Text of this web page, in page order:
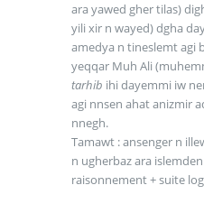
ara yawed gher tilas)
yili xir n wayed) dgha
amedya n tineslemt agi
yeqqar Muh Ali
tarhib ihi dayemmi iw
agi nnsen ahat anizmir
nnegh.
Tamawt : ansenger n
n ugherbaz ara
raisonnement + suite